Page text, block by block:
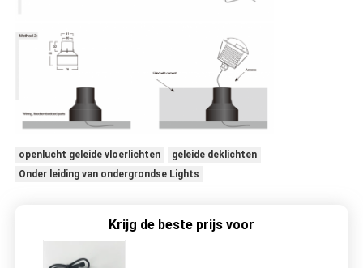
openlucht geleide vloerlichten
geleide deklichten
Onder leiding van ondergrondse Lights
Krijg de beste prijs voor